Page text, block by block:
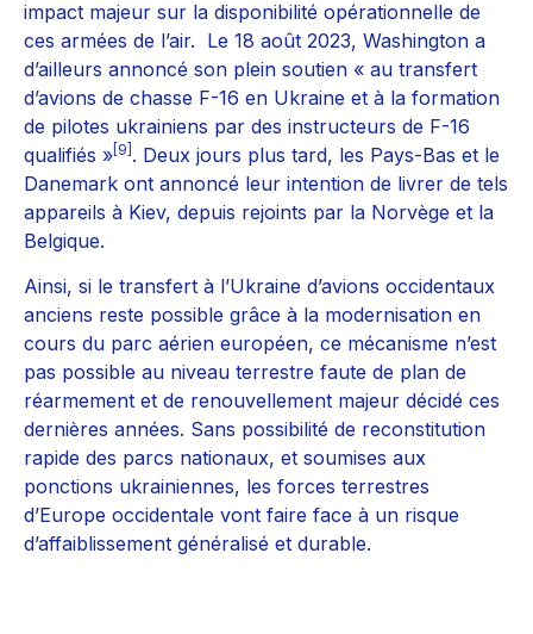
impact majeur sur la disponibilité opérationnelle de
ces armées de l’air. Le 18 août 2023, Washington a
d’ailleurs annoncé son plein soutien « au transfert
d’avions de chasse F-16 en Ukraine et à la formation
de pilotes ukrainiens par des instructeurs de F-16
qualifiés » [9] . Deux jours plus tard, les Pays-Bas et le
Danemark ont annoncé leur intention de livrer de tels
appareils à Kiev, depuis rejoints par la Norvège et la
Belgique.
Ainsi, si le transfert à l’Ukraine d’avions occidentaux
anciens reste possible grâce à la modernisation en
cours du parc aérien européen, ce mécanisme n’est
pas possible au niveau terrestre faute de plan de
réarmement et de renouvellement majeur décidé ces
dernières années. Sans possibilité de reconstitution
rapide des parcs nationaux, et soumises aux
ponctions ukrainiennes, les forces terrestres
d’Europe occidentale vont faire face à un risque
d’affaiblissement généralisé et durable.